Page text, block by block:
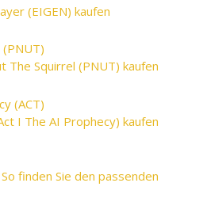
(EIGEN) kaufen
The Squirrel (PNUT) kaufen
I The AI Prophecy) kaufen
finden Sie den passenden